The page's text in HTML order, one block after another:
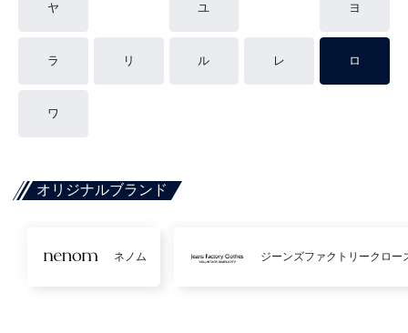
ヤ ユ ヨ
ラ リ ル レ ロ
ワ
オリジナルブランド
ネノム ジーンズファクトリークロー